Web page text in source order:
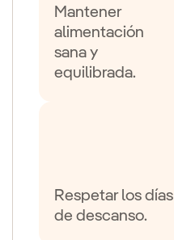
Mantener
alimentación
sana y
equilibrada.
Respetar los días
de descanso.